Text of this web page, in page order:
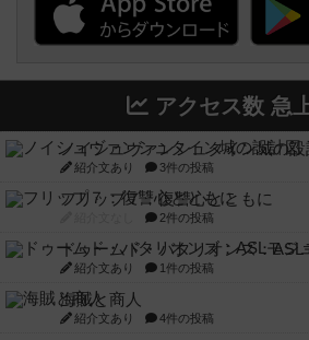
アクセス数 急
ノイシュヴァンシュタイン城の設
紹介文あり 3件の投稿
フリップ７：復讐心とともに
2件の投稿
ドゥームド・バタリオンズ：ASL
紹介文あり 1件の投稿
海賊と商人
紹介文あり 4件の投稿